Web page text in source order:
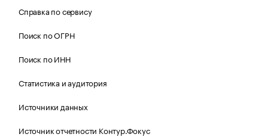
Справка по сервису
Поиск по ОГРН
Поиск по ИНН
Статистика и аудитория
Источники данных
Источник отчетности Контур.Фокус